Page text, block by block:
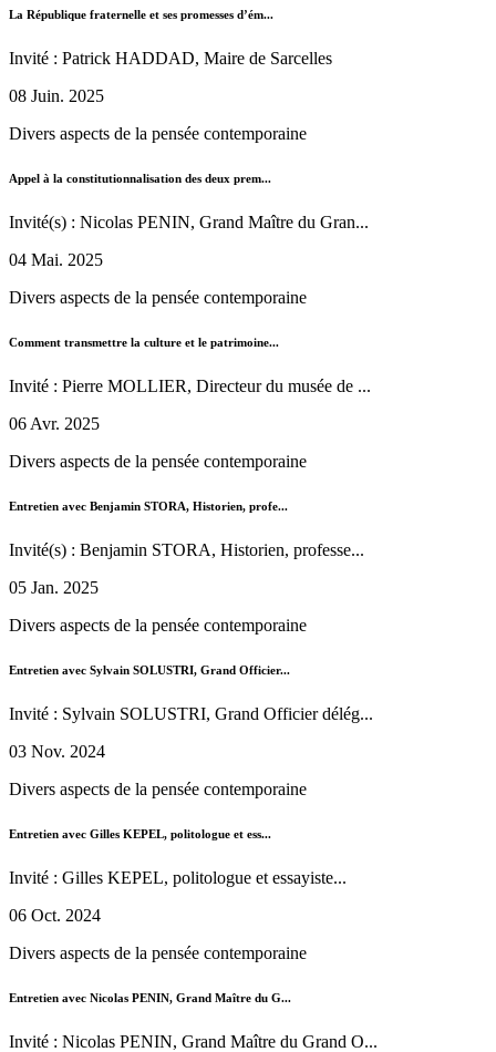
La République fraternelle et ses promesses d’ém...
Invité : Patrick HADDAD, Maire de Sarcelles
08 Juin. 2025
Divers aspects de la pensée contemporaine
Appel à la constitutionnalisation des deux prem...
Invité(s) : Nicolas PENIN, Grand Maître du Gran...
04 Mai. 2025
Divers aspects de la pensée contemporaine
Comment transmettre la culture et le patrimoine...
Invité : Pierre MOLLIER, Directeur du musée de ...
06 Avr. 2025
Divers aspects de la pensée contemporaine
Entretien avec Benjamin STORA, Historien, profe...
Invité(s) : Benjamin STORA, Historien, professe...
05 Jan. 2025
Divers aspects de la pensée contemporaine
Entretien avec Sylvain SOLUSTRI, Grand Officier...
Invité : Sylvain SOLUSTRI, Grand Officier délég...
03 Nov. 2024
Divers aspects de la pensée contemporaine
Entretien avec Gilles KEPEL, politologue et ess...
Invité : Gilles KEPEL, politologue et essayiste...
06 Oct. 2024
Divers aspects de la pensée contemporaine
Entretien avec Nicolas PENIN, Grand Maître du G...
Invité : Nicolas PENIN, Grand Maître du Grand O...